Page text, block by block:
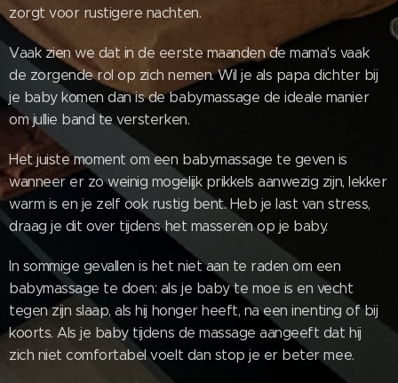
zorgt voor rustigere nachten.
Vaak zien we dat in de eerste maanden de mama's vaak
de zorgende rol op zich nemen. Wil je als papa dichter bij
je baby komen dan is de babymassage de ideale manier
om jullie band te versterken.
Het juiste moment om een babymassage te geven is
wanneer er zo weinig mogelijk prikkels aanwezig zijn, lekker
warm is en je zelf ook rustig bent. Heb je last van stress,
draag je dit over tijdens het masseren op je baby.
In sommige gevallen is het niet aan te raden om een
babymassage te doen: als je baby te moe is en vecht
tegen zijn slaap, als hij honger heeft, na een inenting of bij
koorts. Als je baby tijdens de massage aangeeft dat hij
zich niet comfortabel voelt dan stop je er beter mee.